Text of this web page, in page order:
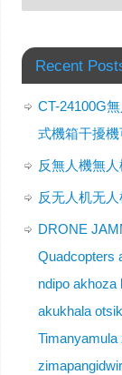
Recent
CT-24100G
式機箱干擾
反無人機無
反无人机无
DRONE
Quadcopters
ndipo
akukhala